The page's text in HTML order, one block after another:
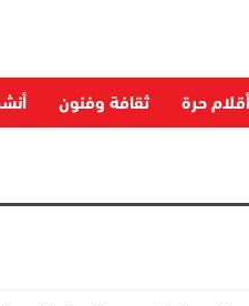
أقلام حرة ثقافة وفنون